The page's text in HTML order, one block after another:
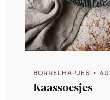
BORRELHAPJES •
Kaassoesjes